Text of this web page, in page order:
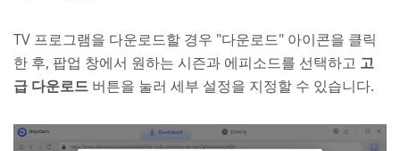
TV 프로그램을 다운로드할 경우 "다운로드" 아이콘을 클릭
한 후, 팝업 창에서 원하는 시즌과 에피소드를 선택하고 고
급 다운로드 버튼을 눌러 세부 설정을 지정할 수 있습니다.